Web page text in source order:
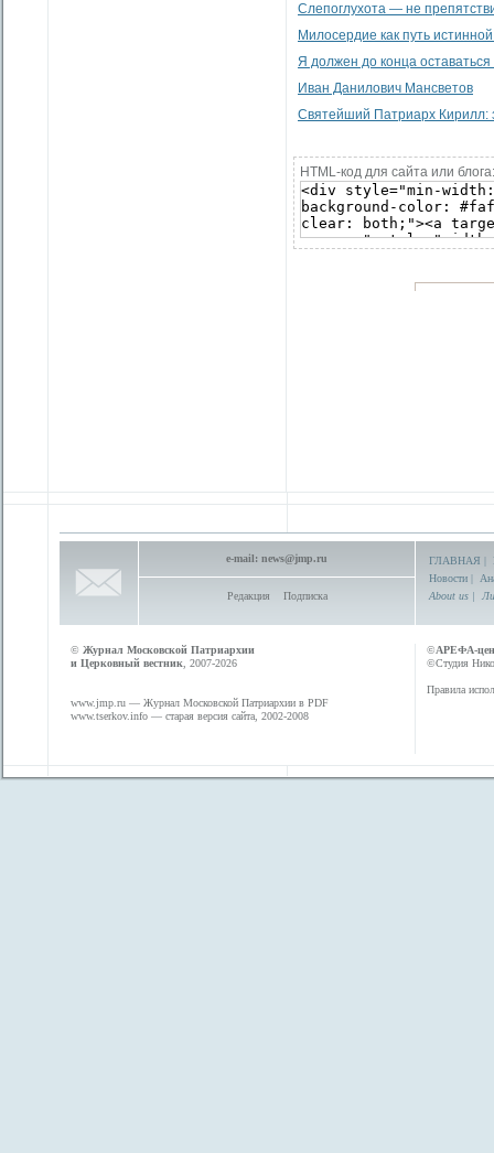
Слепоглухота — не
Милосердие как путь
Я должен до конца оставаться
Иван Данилович Мансветов
Святейший Патриарх Кирилл:
HTML-код для сайта или блога:
e-mail: news@jmp.ru
Редакция Подписка
ГЛАВНАЯ |
Новости |
About us |
© Журнал Московской Патриархии
и Церковный вестник , 2007-2026
www.jmp.ru — Журнал Московской Патриархии в PDF
www.tserkov.info — старая версия сайта, 2002-2008
©АРЕФА-
©Студия
Правила